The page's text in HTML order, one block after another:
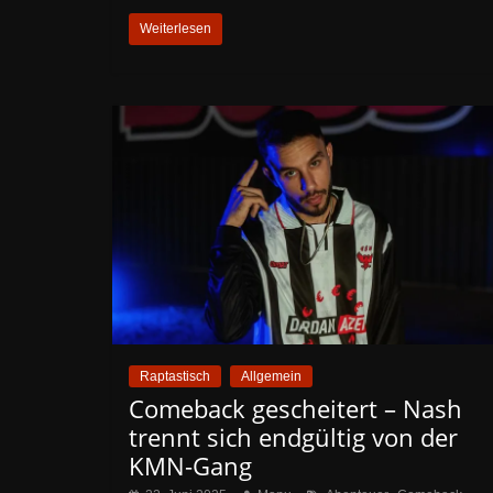
Weiterlesen
Raptastisch Allgemein
Comeback gescheitert – Nash
trennt sich endgültig von der
KMN-Gang